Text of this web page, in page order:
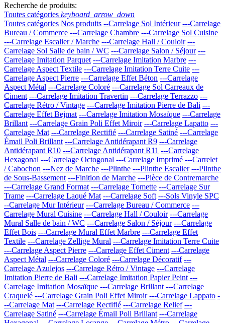
Recherche de produits:
Toutes catégories keyboard_arrow_down
Toutes catégories Nos produits --Carrelage Sol Intérieur ---Carrelage
Bureau / Commerce ---Carrelage Chambre ---Carrelage Sol Cuisine
---Carrelage Escalier / Marche ---Carrelage Hall / Couloir ---
Carrelage Sol Salle de bain / WC ---Carrelage Salon / Séjour ---
Carrelage Imitation Parquet ---Carrelage Imitation Marbre ---
Carrelage Aspect Textile ---Carrelage Imitation Terre Cuite ---
Carrelage Aspect Pierre ---Carrelage Effet Béton ---Carrelage
Aspect Métal ---Carrelage Coloré ---Carrelage Sol Carreaux de
Ciment ---Carrelage Imitation Travertin ---Carrelage Terrazzo ---
Carrelage Rétro / Vintage ---Carrelage Imitation Pierre de Bali ---
Carrelage Effet Bejmat ---Carrelage Imitation Mosaïque ---Carrelage
Brillant ---Carrelage Grain Poli Effet Miroir ---Carrelage Lapatto ---
Carrelage Mat ---Carrelage Rectifié ---Carrelage Satiné ---Carrelage
Émail Poli Brillant ---Carrelage Antidérapant R9 ---Carrelage
Antidérapant R10 ---Carrelage Antidérapant R11 ---Carrelage
Hexagonal ---Carrelage Octogonal ---Carrelage Imprimé ---Carrelet
/ Cabochon ---Nez de Marche ---Plinthe ---Plinthe Escalier ---Plinthe
de Sous-Bassement ---Finition de Marche ---Pièce de Contremarche
---Carrelage Grand Format ---Carrelage Tomette ---Carrelage Sur
Trame ---Carrelage Laqué Mat ---Carrelage Soft ---Sols Vinyle SPC
--Carrelage Mur Intérieur ---Carrelage Bureau / Commerce ---
Carrelage Mural Cuisine ---Carrelage Hall / Couloir ---Carrelage
Mural Salle de bain / WC ---Carrelage Salon / Séjour ---Carrelage
Effet Bois ---Carrelage Mural Effet Marbre ---Carrelage Effet
Textile ---Carrelage Zellige Mural ---Carrelage Imitation Terre Cuite
---Carrelage Aspect Pierre ---Carrelage Effet Ciment ---Carrelage
Aspect Métal ---Carrelage Coloré ---Carrelage Décoratif ---
Carrelage Azulejos ---Carrelage Rétro / Vintage ---Carrelage
Imitation Pierre de Bali ---Carrelage Imitation Papier Peint ---
Carrelage Imitation Mosaïque ---Carrelage Brillant ---Carrelage
Craquelé ---Carrelage Grain Poli Effet Miroir ---Carrelage Lappato -
--Carrelage Mat ---Carrelage Rectifié ---Carrelage Relief ---
Carrelage Satiné ---Carrelage Émail Poli Brillant ---Carrelage